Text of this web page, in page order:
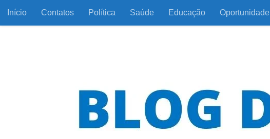
Skip to content
Início Contatos Política Saúde Educação Oportunidade